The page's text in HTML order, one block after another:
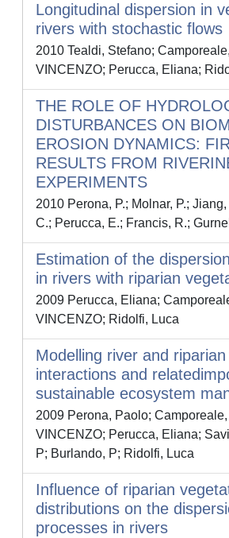
Longitudinal dispersion in
rivers with stochastic flows
2010 Tealdi, Stefano;
VINCENZO; Perucca, Eliana;
THE ROLE OF
DISTURBANCES ON
EROSION DYNAMICS:
RESULTS FROM
EXPERIMENTS
2010 Perona, P.; Molnar, P.;
C.; Perucca, E.; Francis, R.;
Estimation of the
in rivers with riparian
2009 Perucca, Eliana;
VINCENZO; Ridolfi, Luca
Modelling river and
interactions and
sustainable ecosystem
2009 Perona, Paolo;
VINCENZO; Perucca, Eliana;
P; Burlando, P; Ridolfi, Luca
Influence of riparian
distributions on the
processes in rivers